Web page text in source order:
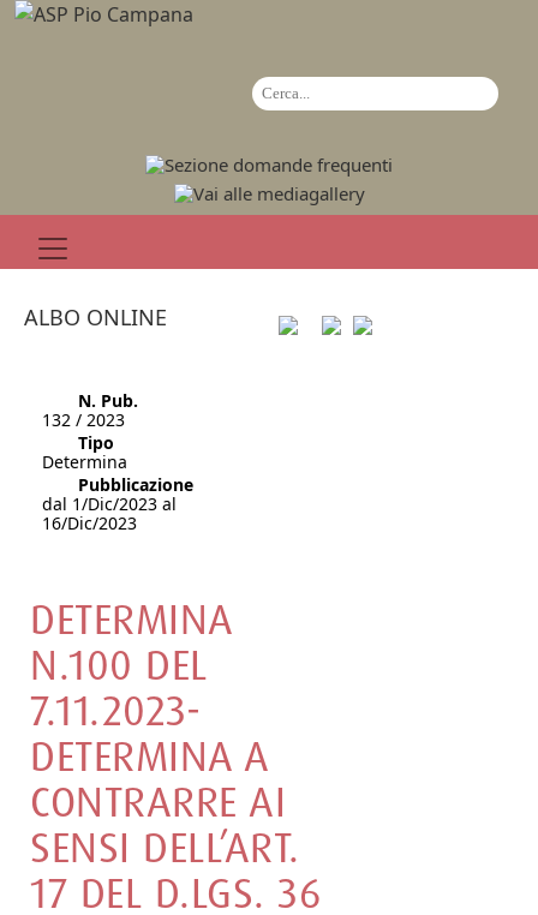
ALBO ONLINE
N. Pub.
132 / 2023
Tipo
Determina
Pubblicazione
dal 1/Dic/2023 al
16/Dic/2023
DETERMINA
N.100 DEL
7.11.2023-
DETERMINA A
CONTRARRE AI
SENSI DELL’ART.
17 DEL D.LGS. 36